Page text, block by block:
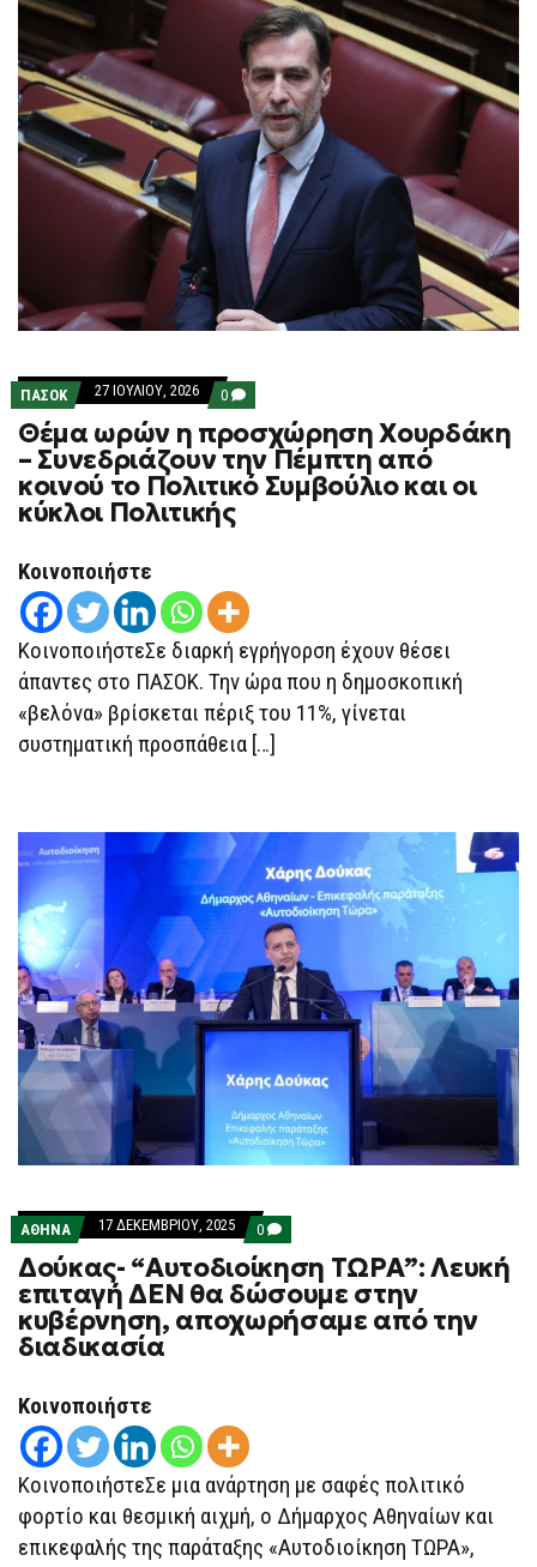
ΠΑΣΟΚ 27 ΙΟΥΛΊΟΥ, 2026 0 COMMENTS
ON
ΘΈΜΑ
ΩΡΏΝ
Η
ΠΡΟΣΧΏΡΗΣΗ
ΧΟΥΡΔΆΚΗ
–
ΑΠΌ
ΚΟΙΝΟΎ
ΤΟ
ΠΟΛΙΤΙΚΌ
ΣΥΜΒΟΎΛΙΟ
ΚΑΙ
ΚΎΚΛΟΙ
ΠΟΛΙΤΙΚΉΣ
Θέμα ωρών η προσχώρηση Χουρδάκη
– Συνεδριάζουν την Πέμπτη από
κοινού το Πολιτικό Συμβούλιο και οι
κύκλοι Πολιτικής
Κοινοποιήστε
ΚοινοποιήστεΣε διαρκή εγρήγορση έχουν θέσει
άπαντες στο ΠΑΣΟΚ. Την ώρα που η δημοσκοπική
«βελόνα» βρίσκεται πέριξ του 11%, γίνεται
συστηματική προσπάθεια […]
ΑΘΗΝΑ 17 ΔΕΚΕΜΒΡΊΟΥ, 2025 0 COMMENTS
ON
ΔΟΎΚΑΣ-
“ΑΥΤΟΔΙΟΊΚΗΣΗ
ΤΩΡΑ”:
ΛΕΥΚΉ
ΕΠΙΤΑΓΉ
ΤΗΝ
ΔΙΑΔΙΚΑΣΊΑ
Δούκας- “Αυτοδιοίκηση ΤΩΡΑ”: Λευκή
επιταγή ΔΕΝ θα δώσουμε στην
κυβέρνηση, αποχωρήσαμε από την
διαδικασία
Κοινοποιήστε
ΚοινοποιήστεΣε μια ανάρτηση με σαφές πολιτικό
φορτίο και θεσμική αιχμή, ο Δήμαρχος Αθηναίων και
επικεφαλής της παράταξης «Αυτοδιοίκηση ΤΩΡΑ»,